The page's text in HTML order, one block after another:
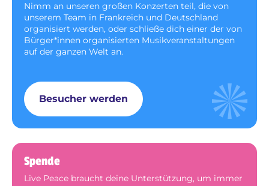
Nimm an unseren großen Konzerten teil, die von
unserem Team in Frankreich und Deutschland
organisiert werden, oder schließe dich einer der von
Bürger*innen organisierten Musikveranstaltungen
auf der ganzen Welt an.
Besucher werden
Spende
Live Peace braucht deine Unterstützung, um immer